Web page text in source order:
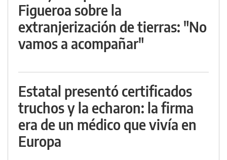
Figueroa sobre la
extranjerización de tierras: "No
vamos a acompañar"
Estatal presentó certificados
truchos y la echaron: la firma
era de un médico que vivía en
Europa